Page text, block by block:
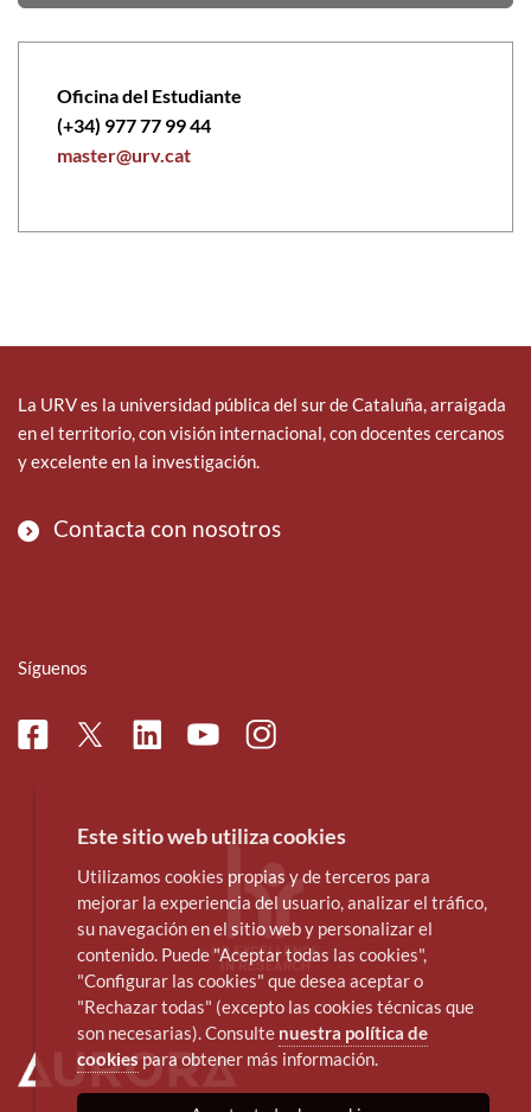
Oficina del Estudiante
(+34) 977 77 99 44
master@urv.cat
La URV es la universidad pública del sur de Cataluña, arraigada
en el territorio, con visión internacional, con docentes cercanos
y excelente en la investigación.
Contacta con nosotros
Síguenos
FacebookTwitterLinkedinYoutubeInstagram
Este sitio web utiliza cookies
Utilizamos cookies propias y de terceros para
mejorar la experiencia del usuario, analizar el tráfico,
su navegación en el sitio web y personalizar el
contenido. Puede "Aceptar todas las cookies",
"Configurar las cookies" que desea aceptar o
"Rechazar todas" (excepto las cookies técnicas que
son necesarias). Consulte nuestra política de
cookies para obtener más información.